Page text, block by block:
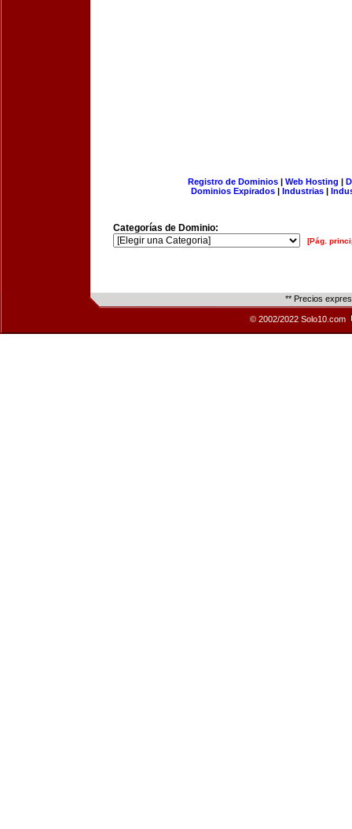
Registro de Dominios| Web Hosting |
Dominios Expirados | Industrias |
Categorías de Dominio:
[Pág.
** Precios
© 2002/2022 Solo10.com